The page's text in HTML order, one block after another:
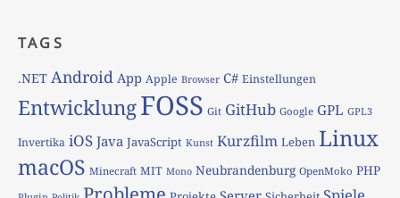
TAGS
.NET Android App Apple Browser C# Einstellungen
EntwicklungFOSS Git GitHub Google GPL GPL3
Invertika iOS Java JavaScript Kunst Kurzfilm Leben Linux
macOS Minecraft MIT Mono Neubrandenburg OpenMoko PHP